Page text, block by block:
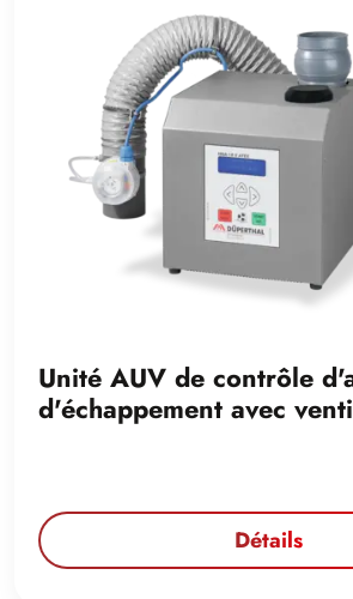
Unité AUV de contrôle
d'échappement avec
Détails